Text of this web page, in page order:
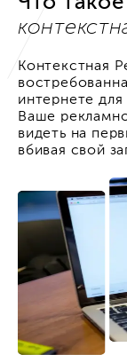
Контекстная
интернете
Ваше
видеть на
вбивая свой